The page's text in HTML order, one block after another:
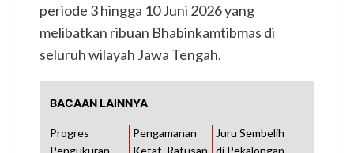
periode 3 hingga 10 Juni 2026 yang
melibatkan ribuan Bhabinkamtibmas di
seluruh wilayah Jawa Tengah.
BACAAN LAINNYA
Progres
Pengukuran
Pengamanan
Ketat, Ratusan
Juru Sembelih
di Pekalongan